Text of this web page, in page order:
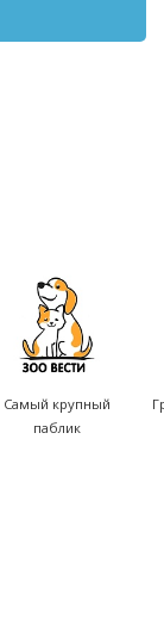
Самый крупный
паблик